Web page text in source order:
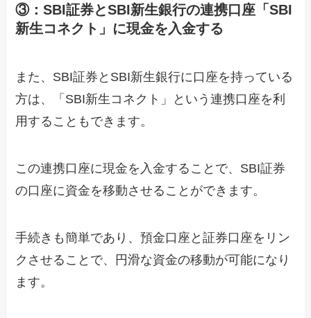
③：SBI証券とSBI新生銀行の連携口座「SBI
新生コネクト」に現金を入金する
また、SBI証券とSBI新生銀行に口座を持っている
方は、「SBI新生コネクト」という連携口座を利
用することもできます。
この連携口座に現金を入金することで、SBI証券
の口座に資金を移動させることができます。
手続きも簡単であり、預金口座と証券口座をリン
クさせることで、円滑な資金の移動が可能になり
ます。